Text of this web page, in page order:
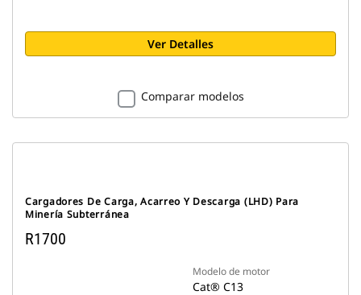
Ver Detalles
Comparar modelos
Cargadores De Carga, Acarreo Y Descarga (LHD) Para
Minería Subterránea
R1700
Modelo de motor
Cat® C13